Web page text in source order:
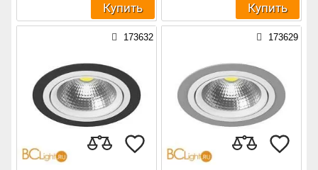
Купить Купить
173632 173629